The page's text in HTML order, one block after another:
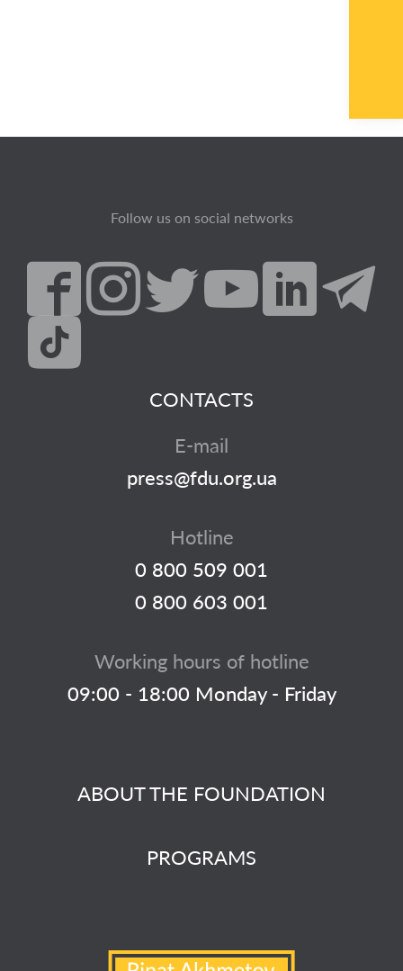
Follow us on social networks
ABOUT THE FOUNDATION
PROGRAMS
CONTACTS
E-mail
press@fdu.org.ua
Hotline
0 800 509 001
0 800 603 001
Working hours of hotline
09:00 - 18:00 Monday - Friday